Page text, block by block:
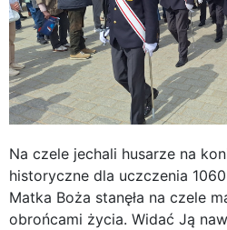
Na czele jechali husarze na
historyczne dla uczczenia
Matka Boża stanęła na czele
obrońcami życia. Widać Ją